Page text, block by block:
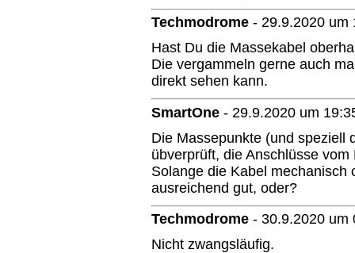
Techmodrome - 29.9.2020 um
Hast Du die Massekabel
Die vergammeln gerne auch
direkt sehen kann.
SmartOne - 29.9.2020 um
Die Massepunkte (und speziell
übverprüft, die Anschlüsse
Solange die Kabel mechanisch
ausreichend gut, oder?
Techmodrome - 30.9.2020 um
Nicht zwangsläufig.